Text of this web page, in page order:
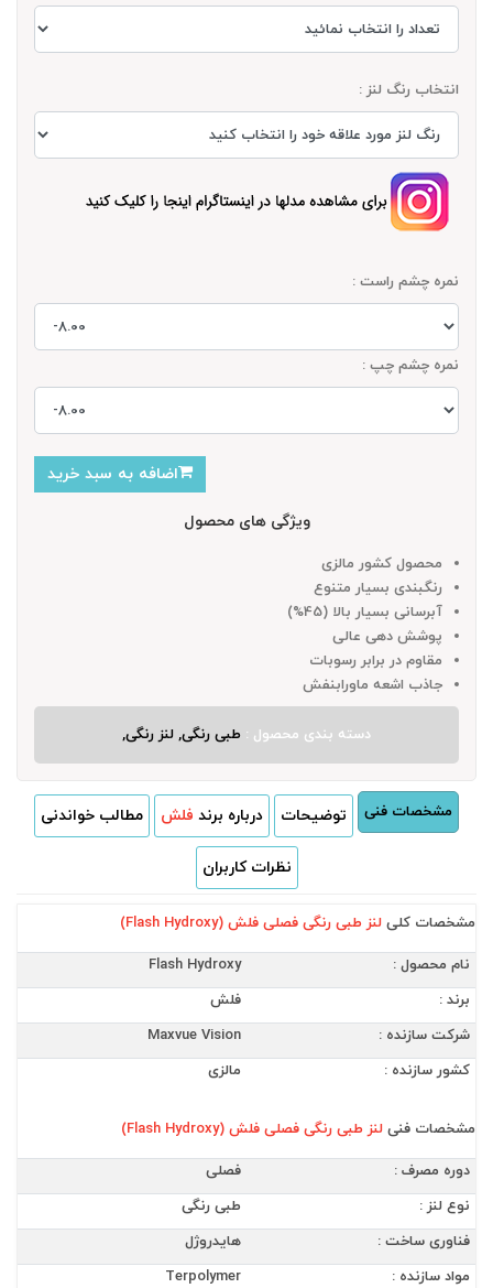
انتخاب رنگ لنز :
نمره چشم راست :
نمره چشم چپ :
اضافه به سبد خرید
ویژگی های محصول
محصول کشور مالزی
رنگبندی بسیار متنوع
آبرسانی بسیار بالا (45%)
پوشش دهی عالی
مقاوم در برابر رسوبات
جاذب اشعه ماورابنفش
دسته بندی محصول : طبی رنگی, لنز رنگی,
مشخصات فنی توضیحات درباره برند فلش مطالب خواندنی
نظرات کاربران
مشخصات کلی لنز طبی رنگی فصلی فلش (Flash Hydroxy)
نام محصول :
Flash Hydroxy
برند :
فلش
شرکت سازنده :
Maxvue Vision
کشور سازنده :
مالزی
مشخصات فنی لنز طبی رنگی فصلی فلش (Flash Hydroxy)
دوره مصرف :
فصلی
نوع لنز :
طبی رنگی
فناوری ساخت :
هایدروژل
مواد سازنده :
Terpolymer